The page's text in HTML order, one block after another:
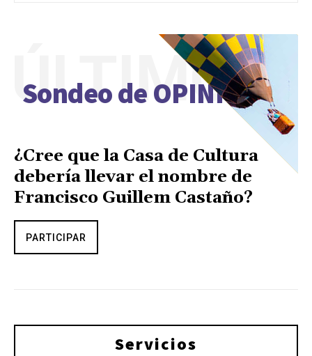
Sondeo de OPINIÓN
ÚLTIMO
¿Cree que la Casa de Cultura
debería llevar el nombre de
Francisco Guillem Castaño?
PARTICIPAR
Servicios